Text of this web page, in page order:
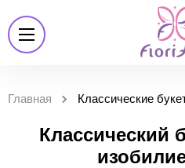
Главная Классические
Классический